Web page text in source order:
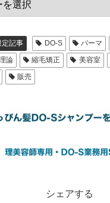
定記事 DO-S パーマ
論 縮毛矯正 美容室
販売
シェアする